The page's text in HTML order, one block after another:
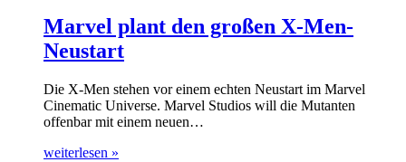
Marvel plant den großen X-Men-
Neustart
Die X-Men stehen vor einem echten Neustart im Marvel
Cinematic Universe. Marvel Studios will die Mutanten
offenbar mit einem neuen…
weiterlesen »